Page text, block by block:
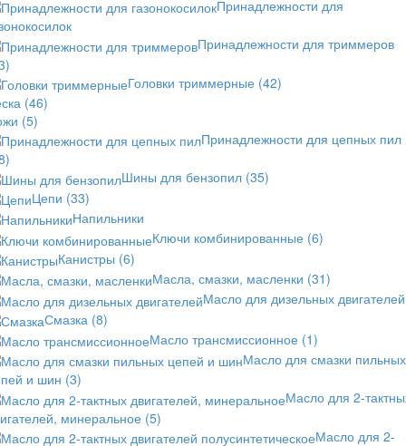
Принадлежности для
Принадлежности для триммеров
Головки триммерные (42)
(46)
(5)
Принадлежности для цепных пил
Шины для бензопил (35)
Цепи (33)
Напильники
Ключи комбинированные (6)
Канистры (6)
Масла, смазки, масленки (31)
Масло для дизельных двигателей
Смазка (8)
Масло трансмиссионное (1)
Масло для смазки пильных
и шин (3)
Масло для 2-
минеральное (5)
Масло для 2-